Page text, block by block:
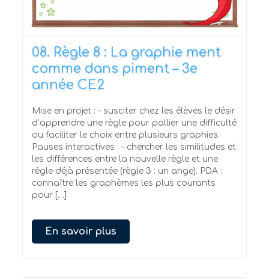
08. Règle 8 : La graphie ment
comme dans piment – 3e
année CE2
Mise en projet : – susciter chez les élèves le désir
d’apprendre une règle pour pallier une difficulté
ou faciliter le choix entre plusieurs graphies.
Pauses interactives : – chercher les similitudes et
les différences entre la nouvelle règle et une
règle déjà présentée (règle 3 : un ange). PDA :
connaître les graphèmes les plus courants
pour […]
En savoir plus